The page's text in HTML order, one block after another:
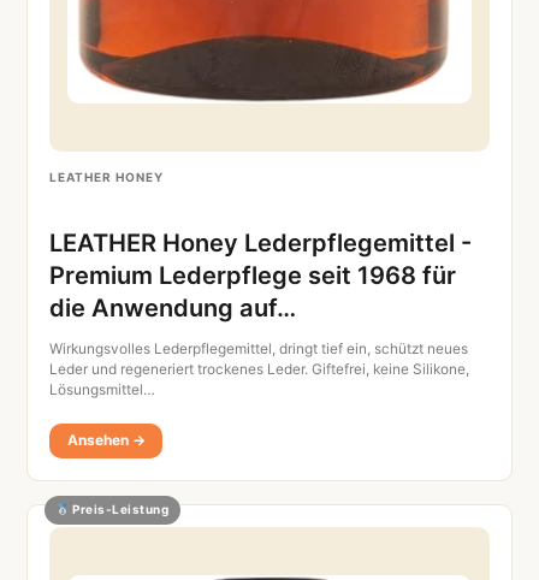
LEATHER HONEY
LEATHER Honey Lederpflegemittel -
Premium Lederpflege seit 1968 für
die Anwendung auf…
Wirkungsvolles Lederpflegemittel, dringt tief ein, schützt neues
Leder und regeneriert trockenes Leder. Giftefrei, keine Silikone,
Lösungsmittel…
Ansehen →
Preis-Leistung